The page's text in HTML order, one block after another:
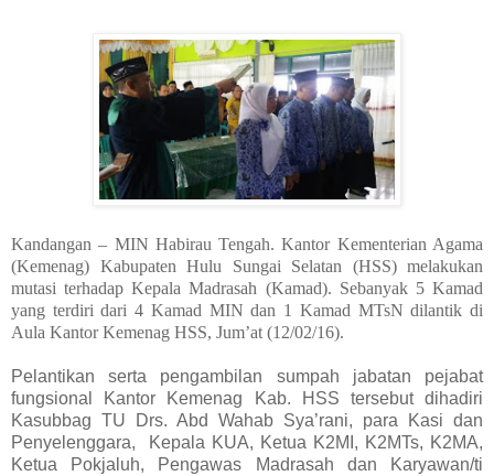
Kandangan – MIN Habirau Tengah. Kantor Kementerian Agama
(Kemenag) Kabupaten Hulu Sungai Selatan (HSS) melakukan
mutasi terhadap Kepala Madrasah (Kamad). Sebanyak 5 Kamad
yang terdiri dari 4 Kamad MIN dan 1 Kamad MTsN dilantik di
Aula Kantor Kemenag HSS, Jum’at (12/02/16).
Pelantikan serta pengambilan sumpah jabatan pejabat
fungsional Kantor Kemenag Kab. HSS tersebut dihadiri
Kasubbag TU Drs. Abd Wahab Sya’rani, para Kasi dan
Penyelenggara, Kepala KUA, Ketua K2MI, K2MTs, K2MA,
Ketua Pokjaluh, Pengawas Madrasah dan Karyawan/ti